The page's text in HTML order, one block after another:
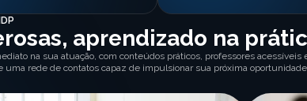
aprendizado na
na sua atuação, com conteúdos práticos, professores acessíveis
rede de contatos capaz de impulsionar sua próxima